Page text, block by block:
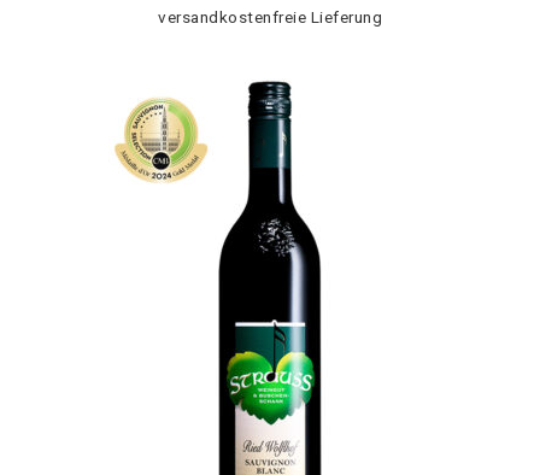
versandkostenfreie Lieferung